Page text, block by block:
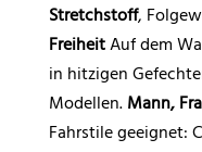
Stretchstoff,
FreiheitAuf dem
in hitzigen
Modellen. Mann,
Fahrstile geeignet: